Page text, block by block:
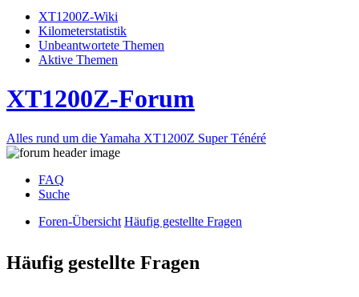
XT1200Z-Wiki
Kilometerstatistik
Unbeantwortete Themen
Aktive Themen
XT1200Z-Forum
Alles rund um die Yamaha XT1200Z Super Ténéré
FAQ
Suche
Foren-Übersicht Häufig gestellte Fragen
Häufig gestellte Fragen